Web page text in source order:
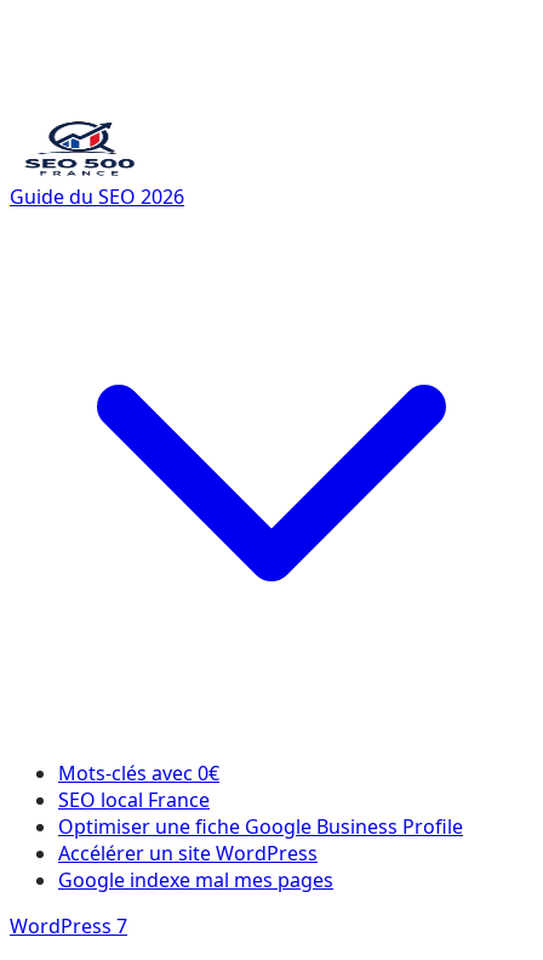
Guide du SEO 2026
Mots-clés avec 0€
SEO local France
Optimiser une fiche Google Business Profile
Accélérer un site WordPress
Google indexe mal mes pages
WordPress 7